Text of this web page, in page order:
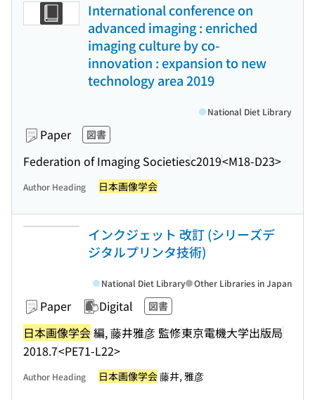
International conference on
advanced imaging : enriched
imaging culture by co-
innovation : expansion to new
technology area 2019
Paper 図書
Federation of Imaging Societiesc2019<M18-D23>
National Diet Library
Author Heading 日本画像学会
インクジェット 改訂 (シリーズデ
ジタルプリンタ技術)
Paper Digital 図書
日本画像学会編, 藤井雅彦 監修東京電機大学出版局
2018.7<PE71-L22>
National Diet Library Other Libraries in Japan
Author Heading 日本画像学会藤井, 雅彦